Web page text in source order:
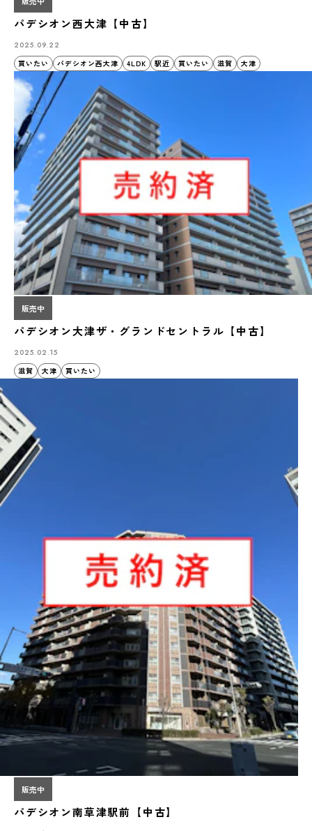
パデシオン西大津【中古】
2025.09.22
買いたい
パデシオン西大津 4LDK 駅近 買いたい 滋賀 大津
販売中
パデシオン大津ザ・グランドセントラル【中古】
2025.02.15
滋賀
大津 買いたい
販売中
パデシオン南草津駅前【中古】